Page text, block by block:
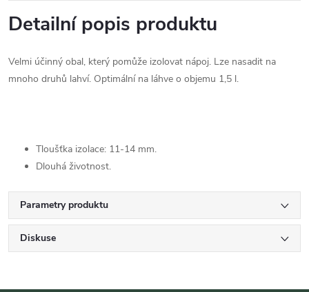
Detailní popis produktu
Velmi účinný obal, který pomůže izolovat nápoj. Lze nasadit na
mnoho druhů lahví. Optimální na láhve o objemu 1,5 l.
Tloušťka izolace: 11-14 mm.
Dlouhá životnost.
Parametry produktu
Diskuse